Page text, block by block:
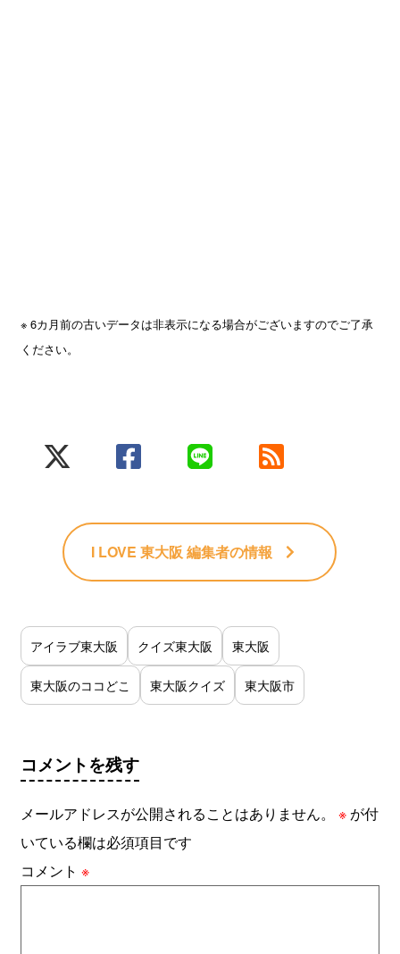
※ 6カ月前の古いデータは非表示になる場合がございますのでご了承
ください。
I LOVE 東大阪 編集者の情報
アイラブ東大阪 クイズ東大阪 東大阪
東大阪のココどこ 東大阪クイズ 東大阪市
コメントを残す
メールアドレスが公開されることはありません。 ※ が付
いている欄は必須項目です
コメント※